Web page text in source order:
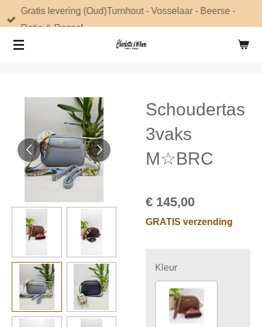
direct
naar
Gratis levering (Oud)Turnhout - Vosselaar - Beerse -
Retie & Dessel
Schoudertas
3vaks
M☆BRC
€ 145,00
GRATIS verzending
Kleur